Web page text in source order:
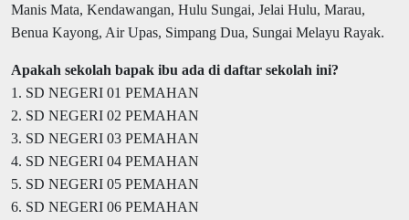
Manis Mata, Kendawangan, Hulu Sungai, Jelai Hulu, Marau,
Benua Kayong, Air Upas, Simpang Dua, Sungai Melayu Rayak.
Apakah sekolah bapak ibu ada di daftar sekolah ini?
1. SD NEGERI 01 PEMAHAN
2. SD NEGERI 02 PEMAHAN
3. SD NEGERI 03 PEMAHAN
4. SD NEGERI 04 PEMAHAN
5. SD NEGERI 05 PEMAHAN
6. SD NEGERI 06 PEMAHAN